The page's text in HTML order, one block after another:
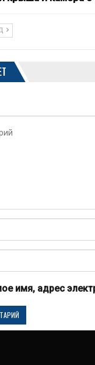
имя, адрес